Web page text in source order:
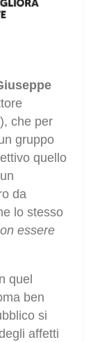
che per
gruppo
quello
da
lo stesso
essere
quel
ben
si
affetti